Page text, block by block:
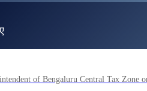
Assistant recommended for
of Bengaluru Central Tax Zone